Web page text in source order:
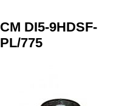
CM DI5-9HDSF-
PL/775